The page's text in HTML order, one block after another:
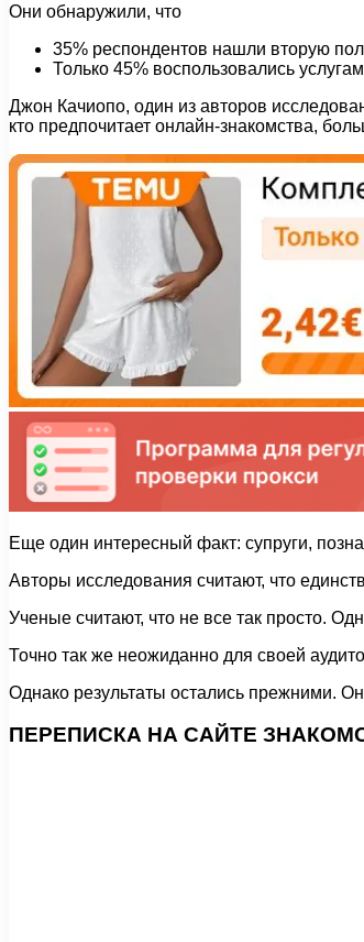
Они обнаружили, что
35% респондентов нашли вторую
Только 45% воспользовались
Джон Качиопо, один из авторов
кто предпочитает онлайн-знакомства,
Еще один интересный факт: супруги,
Авторы исследования считают, что
Ученые считают, что не все так просто.
Точно так же неожиданно для своей
Однако результаты остались прежними.
ПЕРЕПИСКА НА САЙТЕ